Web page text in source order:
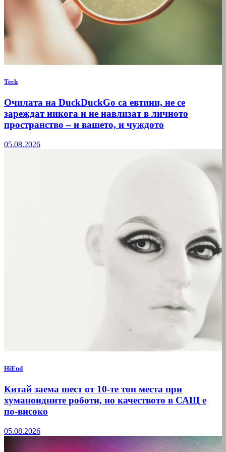
Tech
Очилата на DuckDuckGo са евтини, не се
зареждат никога и не навлизат в личното
пространство – и вашето, и чуждото
05.08.2026
HiEnd
Китай заема шест от 10-те топ места при
хуманоидните роботи, но качеството в САЩ е
по-високо
05.08.2026